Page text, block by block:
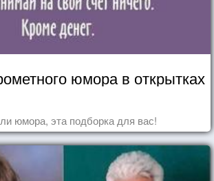
юмора в открытках
юмора, эта подборка для вас!